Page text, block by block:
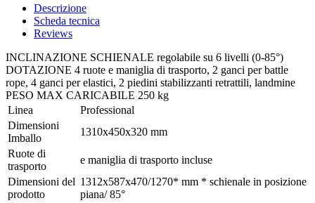
Descrizione
Scheda tecnica
Reviews
INCLINAZIONE SCHIENALE regolabile su 6 livelli (0-85°)
DOTAZIONE 4 ruote e maniglia di trasporto, 2 ganci per battle
rope, 4 ganci per elastici, 2 piedini stabilizzanti retrattili, landmine
PESO MAX CARICABILE 250 kg
Linea
Professional
Dimensioni
Imballo
1310x450x320 mm
Ruote di
trasporto
e maniglia di trasporto incluse
Dimensioni del
prodotto
1312x587x470/1270* mm * schienale in posizione
piana/ 85°